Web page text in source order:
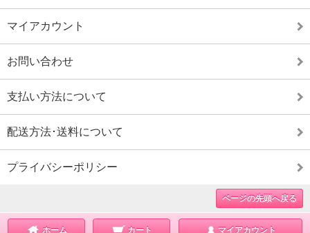
マイアカウント
お問い合わせ
支払い方法について
配送方法･送料について
プライバシーポリシー
ページの先頭へ戻る
ホーム カート マイアカウント